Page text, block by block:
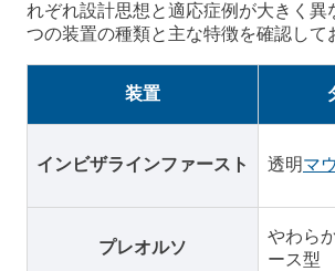
れぞれ設計思想と適応症例が大きく異
つの装置の種類と主な特徴を確認して
装置
インビザラインファースト 透明マ
プレオルソ
やわら
ース型